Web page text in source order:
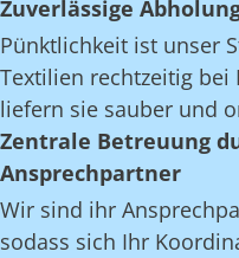
Zuverlässige
Pünktlichkeit ist unser
Textilien rechtzeitig
liefern sie sauber und
Zentrale Betreuung
Ansprechpartner
Wir sind ihr
sodass sich Ihr